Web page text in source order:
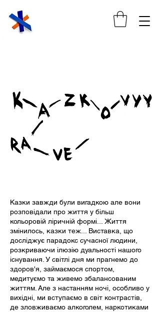
Казки завжди були вигадкою але вони
розповідали про життя у більш
кольоровій ліричній формі... Життя
змінилось, казки теж... Виставка, що
досліджує парадокс сучасної людини,
розкриваючи ілюзію дуальності нашого
існування. У світлі дня ми прагнемо до
здоров'я, займаємося спортом,
медитуємо та живемо збалансованим
життям. Але з настанням ночі, особливо у
вихідні, ми вступаємо в світ контрастів,
де зловживаємо алкоголем, наркотиками